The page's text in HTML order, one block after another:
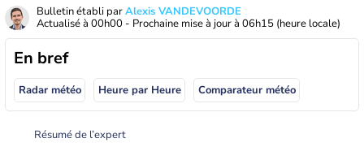
Bulletin établi parAlexis VANDEVOORDE
Actualisé à 00h00 - Prochaine mise à jour à 06h15 (heure locale)
En bref
Radar météo Heure par Heure Comparateur météo
Résumé de l’expert